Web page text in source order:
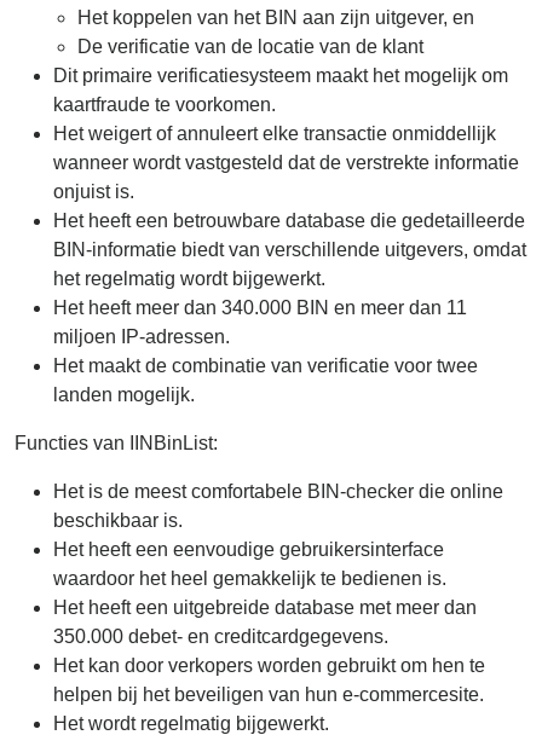
Het koppelen van het BIN aan zijn uitgever, en
De verificatie van de locatie van de klant
Dit primaire verificatiesysteem maakt het mogelijk om
kaartfraude te voorkomen.
Het weigert of annuleert elke transactie onmiddellijk
wanneer wordt vastgesteld dat de verstrekte informatie
onjuist is.
Het heeft een betrouwbare database die gedetailleerde
BIN-informatie biedt van verschillende uitgevers, omdat
het regelmatig wordt bijgewerkt.
Het heeft meer dan 340.000 BIN en meer dan 11
miljoen IP-adressen.
Het maakt de combinatie van verificatie voor twee
landen mogelijk.
Functies van IINBinList:
Het is de meest comfortabele BIN-checker die online
beschikbaar is.
Het heeft een eenvoudige gebruikersinterface
waardoor het heel gemakkelijk te bedienen is.
Het heeft een uitgebreide database met meer dan
350.000 debet- en creditcardgegevens.
Het kan door verkopers worden gebruikt om hen te
helpen bij het beveiligen van hun e-commercesite.
Het wordt regelmatig bijgewerkt.